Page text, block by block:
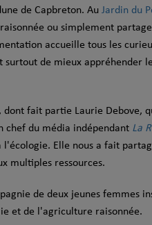
de Capbreton. Au Jardin du
ou simplement
accueille tous les
de mieux appréhender
dont fait partie Laurie Debove,
chef du média indépendant La
Elle nous a fait
multiples ressources.
de deux jeunes femmes
et de l'agriculture raisonnée.